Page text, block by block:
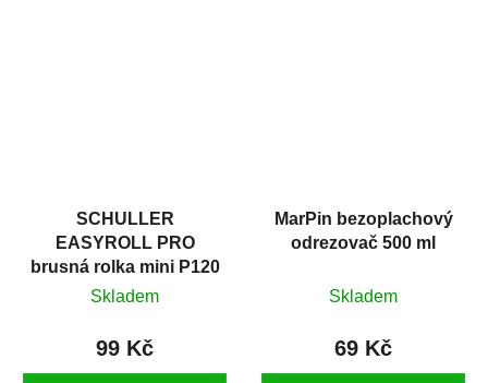
SCHULLER
EASYROLL PRO
brusná rolka mini P120
Skladem
99 Kč
MarPin bezoplachový
odrezovač 500 ml
Skladem
69 Kč